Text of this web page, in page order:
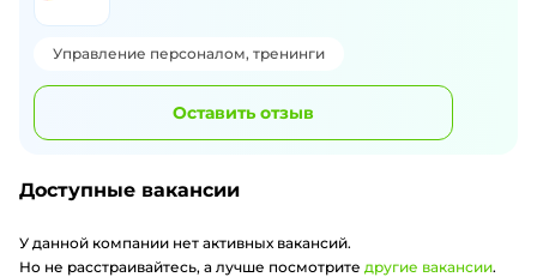
Управление персоналом, тренинги
Оставить отзыв
Доступные вакансии
У данной компании нет активных вакансий.
Но не расстраивайтесь, а лучше посмотрите другие вакансии.